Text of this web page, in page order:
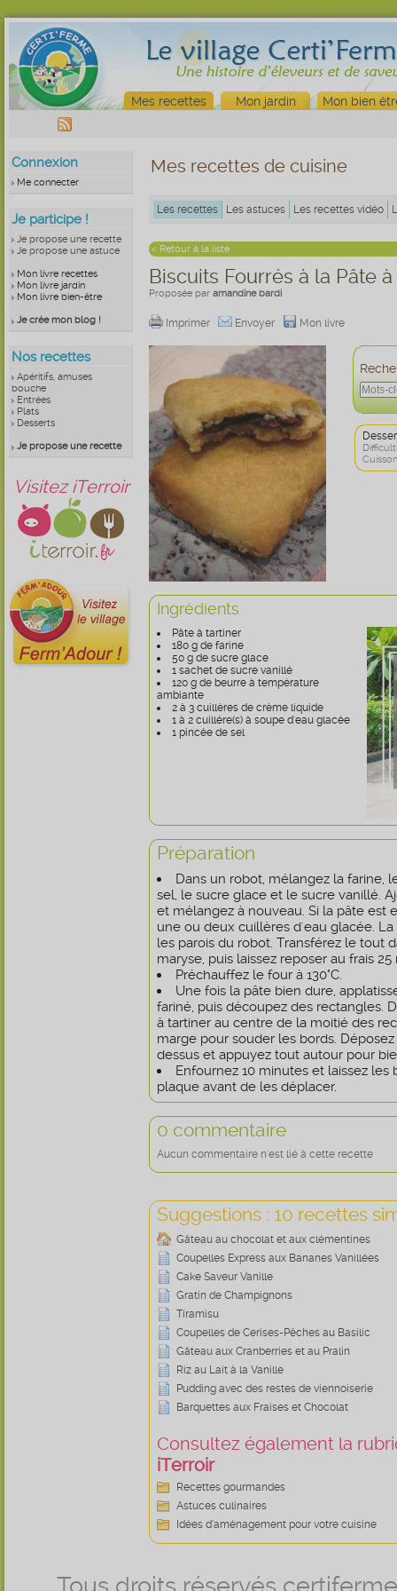
Mes recettes Mon jardin Mon bien
Connexion
Me connecter
Je participe !
Je propose une recette
Je propose une astuce
Mon livre recettes
Mon livre jardin
Mon livre bien-être
Je crée mon blog !
Nos recettes
Apéritifs, amuses
bouche
Entrées
Plats
Desserts
Je propose une recette
Visitez iTerroir
Mes recettes de cuisine
Les recettes Les astuces Les recettes vidéo
< Retour à la liste
Biscuits Fourrés à la Pâte
Proposée par amandine bardi
Imprimer Envoyer Mon livre
Ingrédients
Pâte à tartiner
180 g de farine
50 g de sucre glace
1 sachet de sucre vanillé
120 g de beurre à température
ambiante
2 à 3 cuillères de crème liquide
1 à 2 cuillère(s) à soupe d'eau glacée
1 pincée de sel
Préparation
Dans un robot, mélangez la farine,
sel, le sucre glace et le sucre vanillé.
et mélangez à nouveau. Si la pâte est
une ou deux cuillères d'eau glacée.
les parois du robot. Transférez le tout
maryse, puis laissez reposer au frais 25
Préchauffez le four à 130°C.
Une fois la pâte bien dure,
fariné, puis découpez des rectangles.
à tartiner au centre de la moitié des
marge pour souder les bords.
dessus et appuyez tout autour pour
Enfournez 10 minutes et laissez les
plaque avant de les déplacer.
0 commentaire
Aucun commentaire n'est lié à cette recette
Suggestions : 10 recettes
Gâteau au chocolat et aux clémentines
Coupelles Express aux Bananes Vanillées
Cake Saveur Vanille
Gratin de Champignons
Tiramisu
Coupelles de Cerises-Pêches au Basilic
Gâteau aux Cranberries et au Pralin
Riz au Lait à la Vanille
Pudding avec des restes de viennoiserie
Barquettes aux Fraises et Chocolat
Consultez également la
iTerroir
Recettes gourmandes
Astuces culinaires
Idées d’aménagement pour votre cuisine